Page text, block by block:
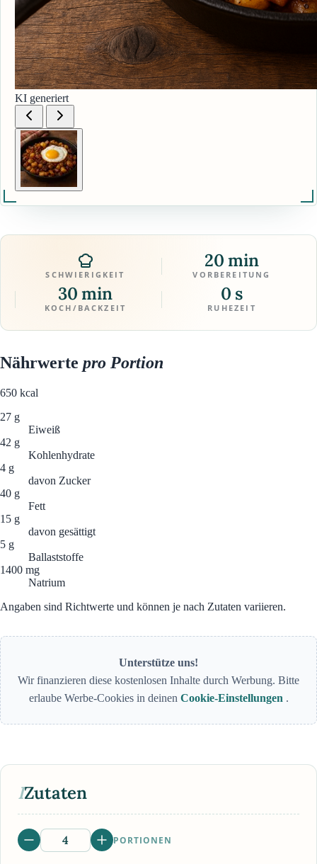
KI generiert
SCHWIERIGKEIT
20 min
VORBEREITUNG
30 min
KOCH/BACKZEIT
0 s
RUHEZEIT
Nährwerte pro Portion
650 kcal
27 g
Eiweiß
42 g
Kohlenhydrate
4 g
davon Zucker
40 g
Fett
15 g
davon gesättigt
5 g
Ballaststoffe
1400 mg
Natrium
Angaben sind Richtwerte und können je nach Zutaten variieren.
Unterstütze uns!
Wir finanzieren diese kostenlosen Inhalte durch Werbung. Bitte
erlaube Werbe-Cookies in deinen Cookie-Einstellungen .
IZutaten
PORTIONEN